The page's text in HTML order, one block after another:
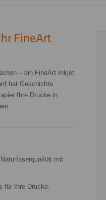
FineArt
– ein FineArt Inkjet
hat Geschichte
Ihre Drucke in
mit
für Ihre Drucke.